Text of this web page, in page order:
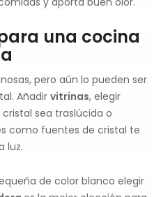
una cocina
pero aún lo pueden ser
Añadir vitrinas, elegir
sea traslúcida o
como fuentes de cristal te
luz.
de color blanco elegir